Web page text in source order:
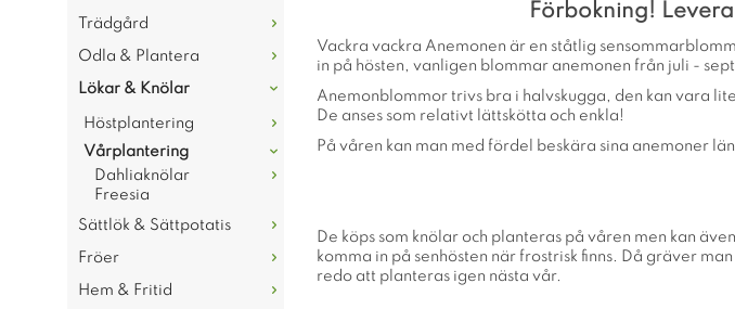
Trädgård
Odla & Plantera
Lökar & Knölar
Höstplantering
Vårplantering
Dahliaknölar
Freesia
Sättlök & Sättpotatis
Fröer
Hem & Fritid
Förbokning!
Vackra vackra Anemonen är en ståtlig
in på hösten, vanligen blommar anemonen från juli -
Anemonblommor trivs bra i halvskugga, den kan vara
De anses som relativt lättskötta och enkla!
På våren kan man med fördel beskära sina anemoner
De köps som knölar och planteras på våren men kan
komma in på senhösten när frostrisk finns. Då gräver
redo att planteras igen nästa vår.